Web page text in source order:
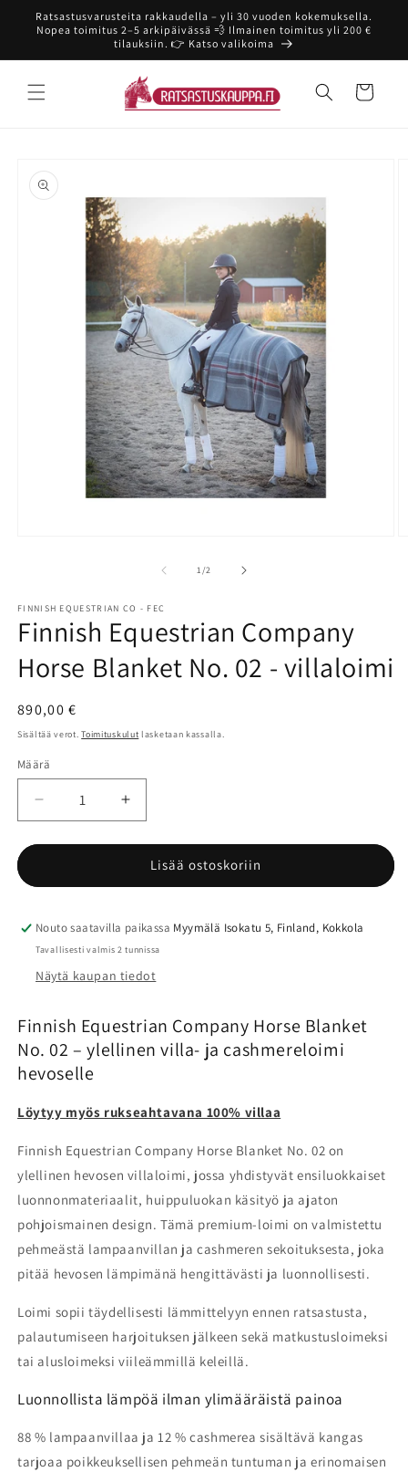
siirry
sisältöön
Ratsastusvarusteita rakkaudella – yli 30 vuoden kokemuksella.
Nopea toimitus 2–5 arkipäivässä 💨 Ilmainen toimitus yli 200 €
tilauksiin. 👉 Katso valikoima
Ostoskori
tuotetietoihin
1//2
FINNISH EQUESTRIAN CO - FEC
Finnish Equestrian Company
Horse Blanket No. 02 - villaloimi
Normaalihinta
890,00 €
Sisältää verot.Toimituskulut lasketaan kassalla.
Määrä
Määrä
Vähennä
tuotteen
Finnish
Company
Blanket
-
määrää
Lisää
tuotteen
Finnish
Equestrian
Company
Blanket
-
määrää
Lisää ostoskoriin
Nouto saatavilla paikassa Myymälä Isokatu 5, Finland, Kokkola
Tavallisesti valmis 2 tunnissa
Näytä kaupan tiedot
Finnish Equestrian Company Horse Blanket
No. 02 – ylellinen villa- ja cashmereloimi
hevoselle
Löytyy myös rukseahtavana 100% villaa
Finnish Equestrian Company Horse Blanket No. 02 on
ylellinen hevosen villaloimi, jossa yhdistyvät ensiluokkaiset
luonnonmateriaalit, huippuluokan käsityö ja ajaton
pohjoismainen design. Tämä premium-loimi on valmistettu
pehmeästä lampaanvillan ja cashmeren sekoituksesta, joka
pitää hevosen lämpimänä hengittävästi ja luonnollisesti.
Loimi sopii täydellisesti lämmittelyyn ennen ratsastusta,
palautumiseen harjoituksen jälkeen sekä matkustusloimeksi
tai alusloimeksi viileämmillä keleillä.
Luonnollista lämpöä ilman ylimääräistä painoa
88 % lampaanvillaa ja 12 % cashmerea sisältävä kangas
tarjoaa poikkeuksellisen pehmeän tuntuman ja erinomaisen